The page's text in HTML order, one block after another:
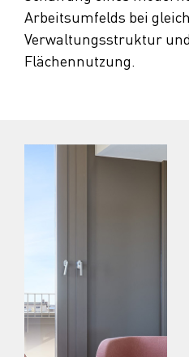
Arbeitsumfelds bei
Verwaltungsstruktur
Flächennutzung.